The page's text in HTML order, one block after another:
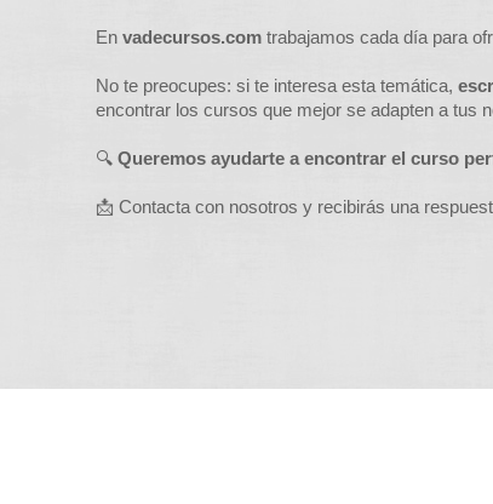
Envadecursos.com trabajamos cada día para
No te preocupes: si te interesa esta temática,
encontrar los cursos que mejor se adapten a tus
🔍Queremos ayudarte a encontrar el curso
📩 Contacta con nosotros y recibirás una